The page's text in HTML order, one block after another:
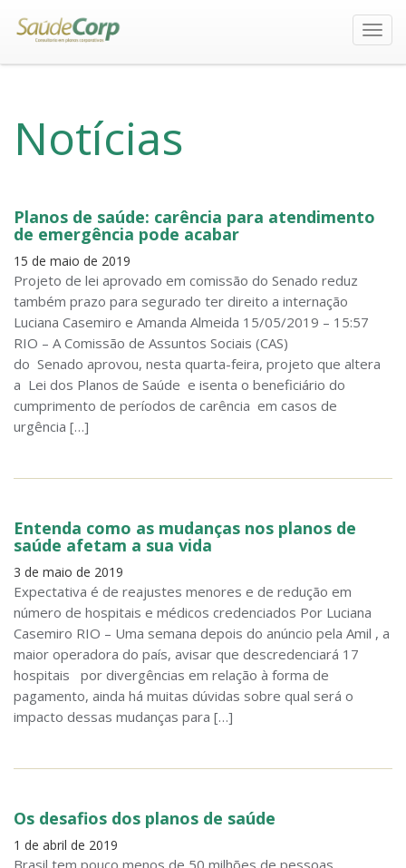
Notícias
Planos de saúde: carência para atendimento
de emergência pode acabar
15 de maio de 2019
Projeto de lei aprovado em comissão do Senado reduz
também prazo para segurado ter direito a internação
Luciana Casemiro e Amanda Almeida 15/05/2019 – 15:57
RIO – A Comissão de Assuntos Sociais (CAS)
do Senado aprovou, nesta quarta-feira, projeto que altera
a Lei dos Planos de Saúde e isenta o beneficiário do
cumprimento de períodos de carência em casos de
urgência […]
Entenda como as mudanças nos planos de
saúde afetam a sua vida
3 de maio de 2019
Expectativa é de reajustes menores e de redução em
número de hospitais e médicos credenciados Por Luciana
Casemiro RIO – Uma semana depois do anúncio pela Amil , a
maior operadora do país, avisar que descredenciará 17
hospitais por divergências em relação à forma de
pagamento, ainda há muitas dúvidas sobre qual será o
impacto dessas mudanças para […]
Os desafios dos planos de saúde
1 de abril de 2019
Brasil tem pouco menos de 50 milhões de pessoas